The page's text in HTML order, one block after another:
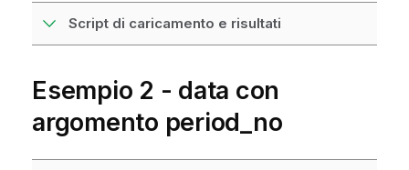
Script di caricamento e risultati
Esempio 2 - data con
argomento period_no